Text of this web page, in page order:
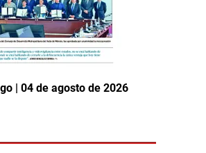
| 04 de agosto de 2026